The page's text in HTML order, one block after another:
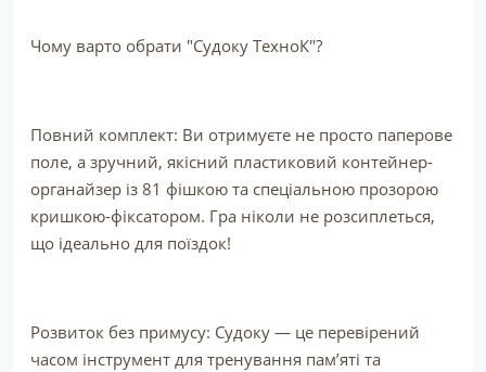
Чому варто обрати "Судоку ТехноК"?
Повний комплект: Ви отримуєте не просто паперове
поле, а зручний, якісний пластиковий контейнер-
органайзер із 81 фішкою та спеціальною прозорою
кришкою-фіксатором. Гра ніколи не розсиплеться,
що ідеально для поїздок!
Розвиток без примусу: Судоку — це перевірений
часом інструмент для тренування пам’яті та